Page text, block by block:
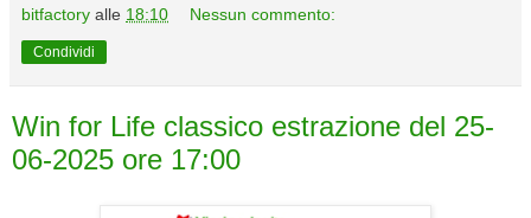
bitfactory alle 18:10 Nessun commento:
Condividi
Win for Life classico estrazione del 25-
06-2025 ore 17:00